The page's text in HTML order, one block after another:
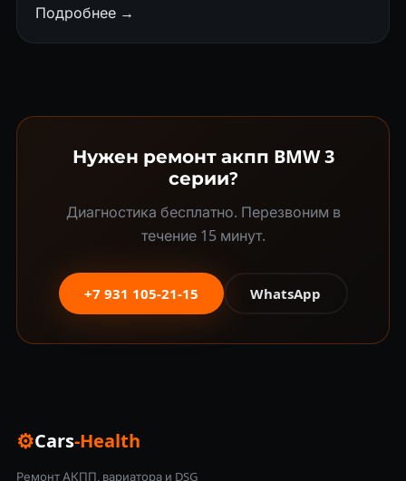
Подробнее →
Нужен ремонт акпп BMW 3
серии?
Диагностика бесплатно. Перезвоним в
течение 15 минут.
+7 931 105-21-15 WhatsApp
⚙Cars-Health
Ремонт АКПП, вариатора и DSG